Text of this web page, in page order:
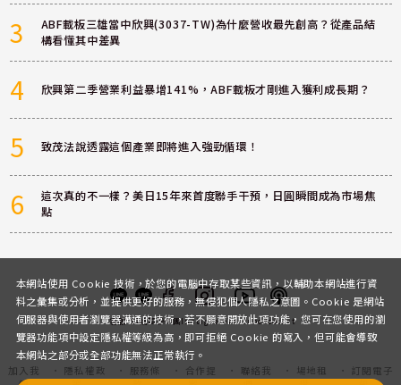
3
ABF載板三雄當中欣興(3037-TW)為什麼營收最先創高？從產品結
構看懂其中差異
4 欣興第二季營業利益暴增141%，ABF載板才剛進入獲利成長期？
5 致茂法說透露這個產業即將進入強勁循環！
6
這次真的不一樣？美日15年來首度聯手干預，日圓瞬間成為市場焦
點
客服 討論區粉絲團InstagramYoutubePodcast
加入我
隱私權政
服務條
合作提
聯絡我
場地租
訂閱電子
本網站使用 Cookie 技術，於您的電腦中存取某些資訊，以輔助本網站進行資
料之彙集或分析，並提供更好的服務，無侵犯個人隱私之意圖。Cookie 是網站
伺服器與使用者瀏覽器溝通的技術，若不願意開放此項功能，您可在您使用的瀏
覽器功能項中設定隱私權等級為高，即可拒絕 Cookie 的寫入，但可能會導致
本網站之部分或全部功能無法正常執行。